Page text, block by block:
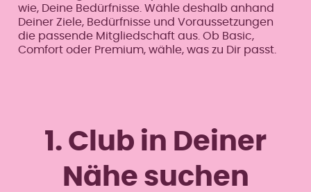
wie, Deine Bedürfnisse. Wähle deshalb anhand
Deiner Ziele, Bedürfnisse und Voraussetzungen
die passende Mitgliedschaft aus. Ob Basic,
Comfort oder Premium, wähle, was zu Dir passt.
1. Club in Deiner
Nähe suchen